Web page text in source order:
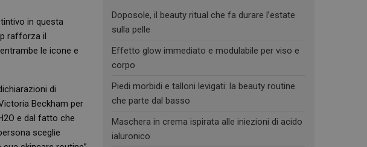
in questa
rafforza il
le icone e
di
Beckham per
e dal fatto che
sceglie
Doposole, il beauty ritual che fa durare l’estate
sulla pelle
Effetto glow immediato e modulabile per viso e
corpo
Piedi morbidi e talloni levigati: la beauty routine
che parte dal basso
Maschera in crema ispirata alle iniezioni di acido
ialuronico